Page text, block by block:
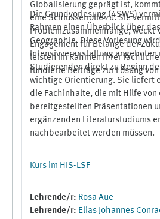
Globalisierung geprägt ist,
eine Schlüsselrolle zu. Sie
Problemzusammenhänge, weckt
Engagement für Belange der
leisten im Rahmen ihrer
fundierte Beiträge zur Lösung
Die Grundvorlesung (4SWS)
Rahmen einen Überblick über
Geographie. Diese Vorlesung
Intensivveranstaltung angeboten
Studierenden direkt zu Beginn
wichtige Orientierung. Sie liefert
die Fachinhalte, die mit Hilfe von
bereitgestellten Präsentationen
ergänzenden Literaturstudiums
nachbearbeitet werden müssen.
Kurs im HIS-LSF
Lehrende/r: Rosa Aue
Lehrende/r: Elias Johannes